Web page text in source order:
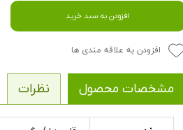
افزودن به سبد خرید
افزودن به علاقه مندی ها
مشخصات محصول نظرات